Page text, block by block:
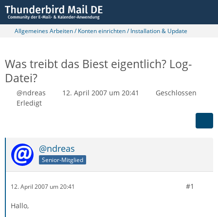
Allgemeines Arbeiten / Konten einrichten / Installation & Update
Was treibt das Biest eigentlich? Log-
Datei?
@ndreas 12. April 2007 um 20:41
Geschlossen
Erledigt
@ndreas
Senior-Mitglied
12. April 2007 um 20:41 #1
Hallo,